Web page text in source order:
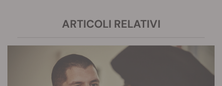
ARTICOLI RELATIVI